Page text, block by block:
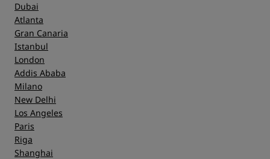
Dubai
Atlanta
Gran Canaria
Istanbul
London
Addis Ababa
Milano
New Delhi
Los Angeles
Paris
Riga
Shanghai